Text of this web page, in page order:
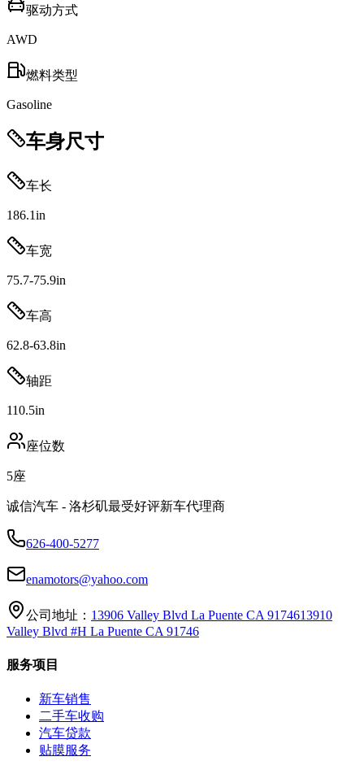
驱动方式
AWD
燃料类型
Gasoline
车身尺寸
车长
186.1in
车宽
75.7-75.9in
车高
62.8-63.8in
轴距
110.5in
座位数
5座
诚信汽车 - 洛杉矶最受好评新车代理商
626-400-5277
enamotors@yahoo.com
公司地址： 13906 Valley Blvd La Puente CA 9174613910
Valley Blvd #H La Puente CA 91746
服务项目
新车销售
二手车收购
汽车贷款
贴膜服务